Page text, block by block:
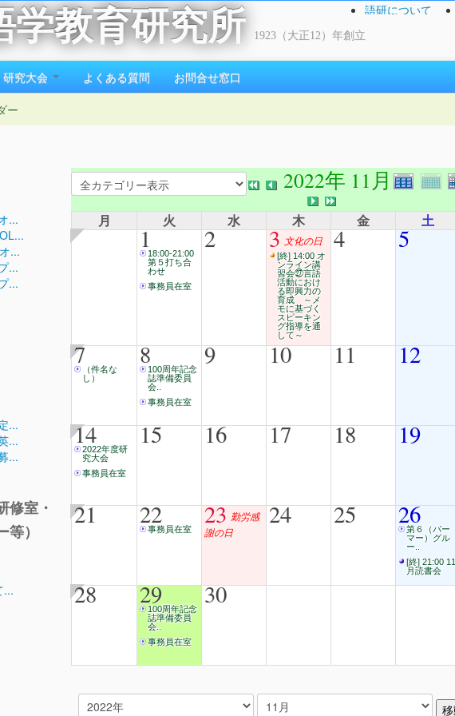
学教育研究所 1923（大正12）年創立
語研について
研究大会 よくある質問 お問合せ窓口
ー
...
...
...
...
...
...
...
修室・
）
...
2022年 11月
月 火 水 木 金 土
118:00-21:00
第５打ち合
わせ
事務員在室
2 3 文化の日
[終] 14:00 オ
ンライン講
習会㉗言語
活動におけ
る即興力の
育成 ～メ
モに基づく
スピーキン
グ指導を通
して～
4 5
7（件名な
し）
8100周年記念
誌準備委員
会..
事務員在室
9 10 11 12
14
2022年度研
究大会
事務員在室
15 16 17 18 19
21 22
事務員在室 23 勤労感
謝の日
24 25 26
第６（パー
マー）グル
ー..
[終] 21:00 11
月読書会
28 29
100周年記念
誌準備委員
会..
事務員在室
30